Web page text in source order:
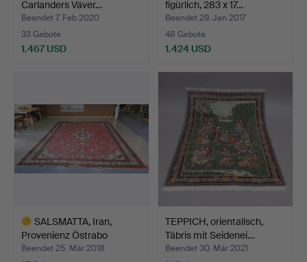
Carlanders Väver…
Beendet 7. Feb 2020
33 Gebote
1.467 USD
figürlich, 283 x 17…
Beendet 29. Jan 2017
48 Gebote
1.424 USD
SALSMATTA, Iran,
Provenienz Östrabo
Biskop…
Beendet 25. Mär 2018
TEPPICH, orientalisch,
Täbris mit Seidenei…
Beendet 30. Mär 2021